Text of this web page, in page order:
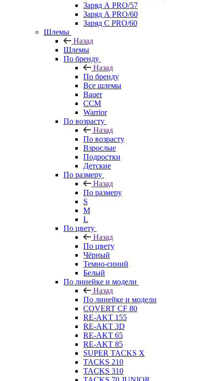
Заряд А PRO/57
Заряд А PRO/60
Заряд С PRO/60
Шлемы
Назад
Шлемы
По бренду
Назад
По бренду
Все шлемы
Bauer
CCM
Warrior
По возрасту
Назад
По возрасту
Взрослые
Подростки
Детские
По размеру
Назад
По размеру
S
M
L
По цвету
Назад
По цвету
Чёрный
Темно-синий
Белый
По линейке и модели
Назад
По линейке и модели
COVERT CF 80
RE-AKT 155
RE-AKT 3D
RE-AKT 65
RE-AKT 85
SUPER TACKS X
TACKS 210
TACKS 310